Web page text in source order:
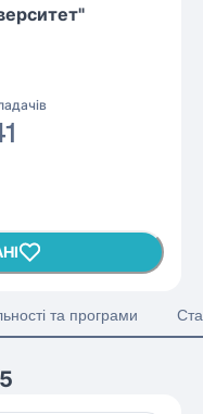
та програми